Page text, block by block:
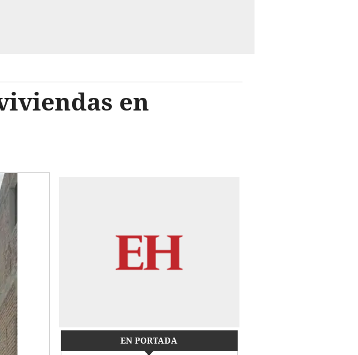
en
EN PORTADA